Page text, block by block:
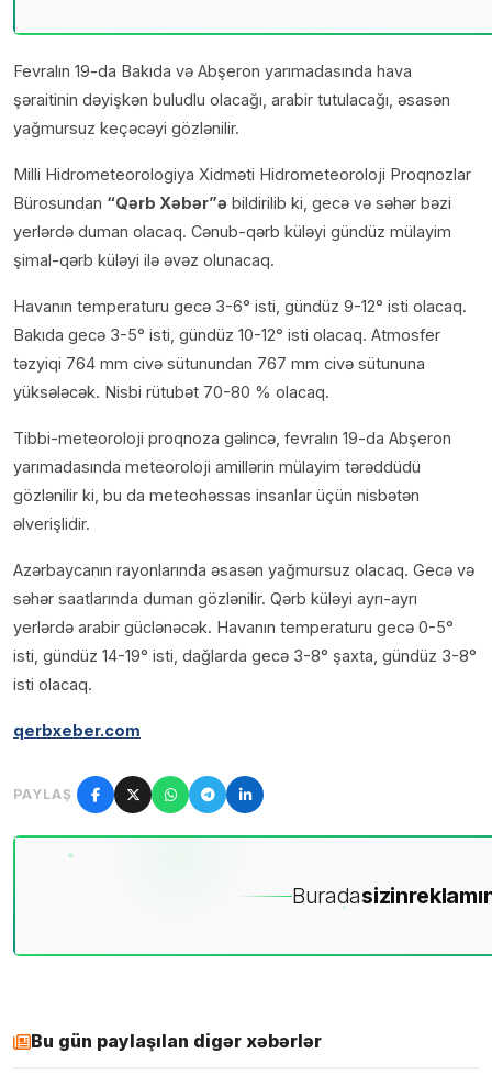
Fevralın 19-da Bakıda və Abşeron yarımadasında hava
şəraitinin dəyişkən buludlu olacağı, arabir tutulacağı, əsasən
yağmursuz keçəcəyi gözlənilir.
Milli Hidrometeorologiya Xidməti Hidrometeoroloji Proqnozlar
Bürosundan “Qərb Xəbər”ə bildirilib ki, gecə və səhər bəzi
yerlərdə duman olacaq. Cənub-qərb küləyi gündüz mülayim
şimal-qərb küləyi ilə əvəz olunacaq.
Havanın temperaturu gecə 3-6° isti, gündüz 9-12° isti olacaq.
Bakıda gecə 3-5° isti, gündüz 10-12° isti olacaq. Atmosfer
təzyiqi 764 mm civə sütunundan 767 mm civə sütununa
yüksələcək. Nisbi rütubət 70-80 % olacaq.
Tibbi-meteoroloji proqnoza gəlincə, fevralın 19-da Abşeron
yarımadasında meteoroloji amillərin mülayim tərəddüdü
gözlənilir ki, bu da meteohəssas insanlar üçün nisbətən
əlverişlidir.
Azərbaycanın rayonlarında əsasən yağmursuz olacaq. Gecə və
səhər saatlarında duman gözlənilir. Qərb küləyi ayrı-ayrı
yerlərdə arabir güclənəcək. Havanın temperaturu gecə 0-5°
isti, gündüz 14-19° isti, dağlarda gecə 3-8° şaxta, gündüz 3-8°
isti olacaq.
qerbxeber.com
PAYLAŞ
Buradasizin
Bu gün paylaşılan digər xəbərlər